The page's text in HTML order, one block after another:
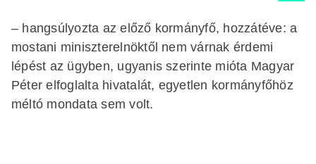
– hangsúlyozta az előző kormányfő, hozzátéve: a
mostani miniszterelnöktől nem várnak érdemi
lépést az ügyben, ugyanis szerinte mióta Magyar
Péter elfoglalta hivatalát, egyetlen kormányfőhöz
méltó mondata sem volt.